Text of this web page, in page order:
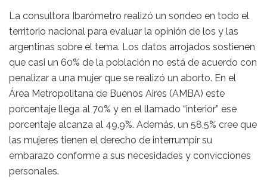
La consultora Ibarómetro realizó un sondeo en todo el
territorio nacional para evaluar la opinión de los y las
argentinas sobre el tema. Los datos arrojados sostienen
que casi un 60% de la población no está de acuerdo con
penalizar a una mujer que se realizó un aborto. En el
Área Metropolitana de Buenos Aires (AMBA) este
porcentaje llega al 70% y en el llamado “interior” ese
porcentaje alcanza al 49,9%. Además, un 58,5% cree que
las mujeres tienen el derecho de interrumpir su
embarazo conforme a sus necesidades y convicciones
personales.